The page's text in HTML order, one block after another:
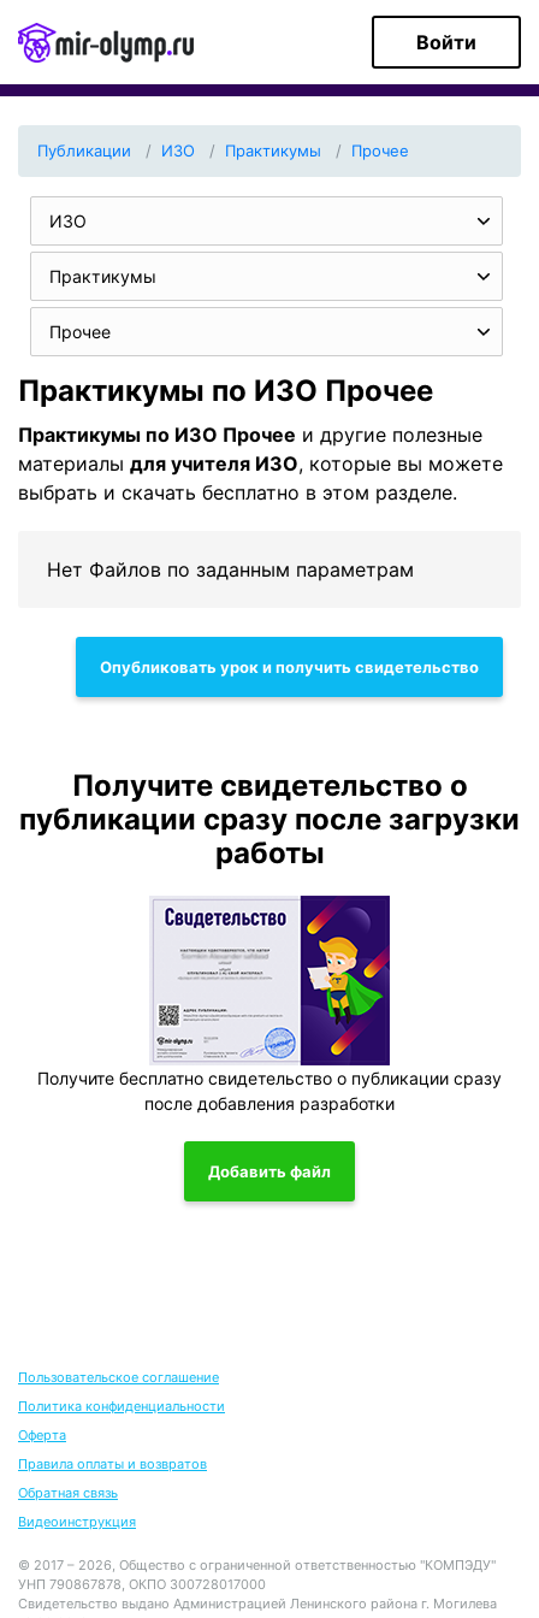
Войти
Публикации ИЗО Практикумы Прочее
ИЗО
Практикумы
Прочее
Практикумы по ИЗО Прочее
Практикумы по ИЗО Прочее и другие полезные
материалы для учителя ИЗО, которые вы можете
выбрать и скачать бесплатно в этом разделе.
Нет Файлов по заданным параметрам
Опубликовать урок и получить свидетельство
Получите свидетельство о
публикации сразу после загрузки
работы
Получите бесплатно свидетельство о публикации сразу
после добавления разработки
Добавить файл
Пользовательское соглашение
Политика конфиденциальности
Оферта
Правила оплаты и возвратов
Обратная связь
Видеоинструкция
© 2017 – 2026, Общество с ограниченной ответственностью "КОМПЭДУ"
УНП 790867878, ОКПО 300728017000
Свидетельство выдано Администрацией Ленинского района г. Могилева